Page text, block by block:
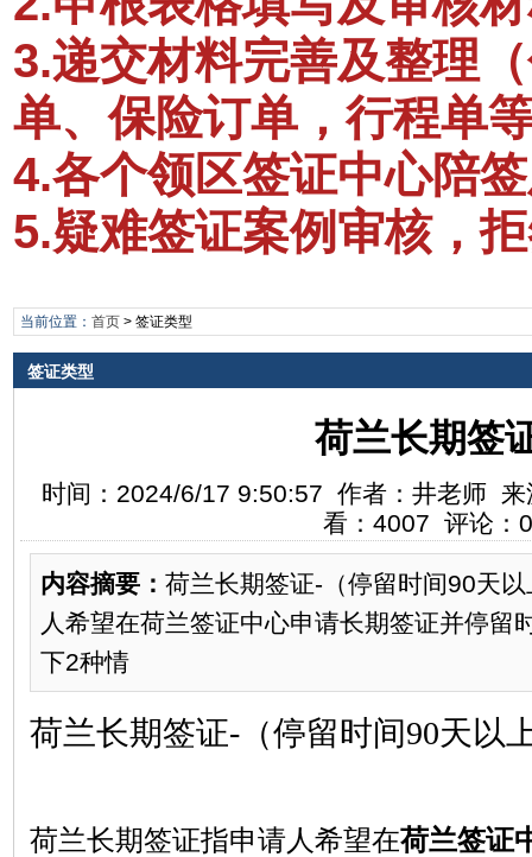
3.递交材料完善及整理
单、保险订单，行程单
4.各个领区签证中心陪
5.疑难签证案例审核，
当前位置： 首页> 签证类型
签证类型
荷兰长期签
时间：2024/6/17 9:50:57 作者：井老师
看：4007 评论：0
内容摘要： 荷兰长期签证-（停留时间90天
人希望在荷兰签证中心申请长期签证并停留
下2种情
荷兰长期签证-（停留时间90天以
荷兰长期签证指申请人希望在荷兰签证